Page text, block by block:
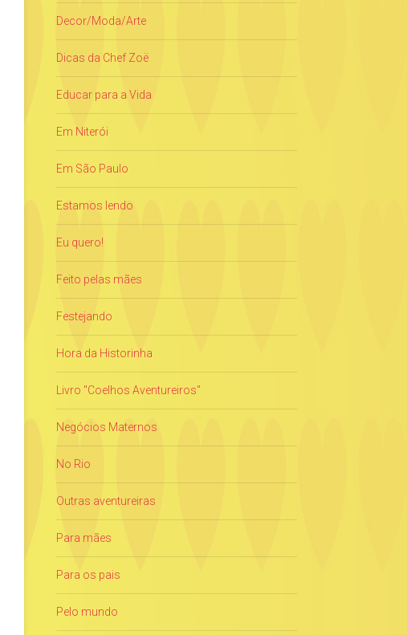
Decor/Moda/Arte
Dicas da Chef Zoë
Educar para a Vida
Em Niterói
Em São Paulo
Estamos lendo
Eu quero!
Feito pelas mães
Festejando
Hora da Historinha
Livro "Coelhos Aventureiros"
Negócios Maternos
No Rio
Outras aventureiras
Para mães
Para os pais
Pelo mundo